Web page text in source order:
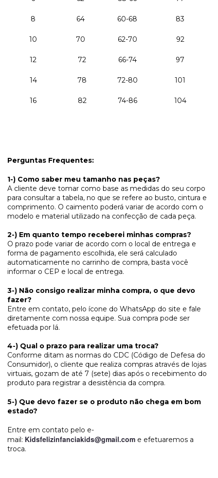
8 64 60-68 83
10 70 62-70 92
12 72 66-74 97
14 78 72-80 101
16 82 74-86 104
Perguntas Frequentes:
1-) Como saber meu tamanho nas peças?
A cliente deve tomar como base as medidas do seu corpo
para consultar a tabela, no que se refere ao busto, cintura e
comprimento. O caimento poderá variar de acordo com o
modelo e material utilizado na confecção de cada peça.
2-) Em quanto tempo receberei minhas compras?
O prazo pode variar de acordo com o local de entrega e
forma de pagamento escolhida, ele será calculado
automaticamente no carrinho de compra, basta você
informar o CEP e local de entrega.
3-) Não consigo realizar minha compra, o que devo
fazer?
Entre em contato, pelo ícone do WhatsApp do site e fale
diretamente com nossa equipe. Sua compra pode ser
efetuada por lá.
4-) Qual o prazo para realizar uma troca?
Conforme ditam as normas do CDC (Código de Defesa do
Consumidor), o cliente que realiza compras através de lojas
virtuais, gozam de até 7 (sete) dias após o recebimento do
produto para registrar a desistência da compra.
5-) Que devo fazer se o produto não chega em bom
estado?
Entre em contato pelo e-
mail: Kidsfelizinfanciakids@gmail.com e efetuaremos a
troca.